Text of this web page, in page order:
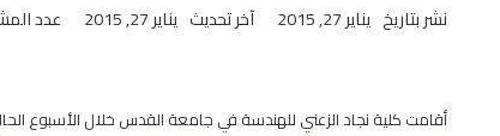
نشر بتاريخ يناير 27, 2015 آخر تحديث يناير 27, 2015 عدد
أقامت كلية نجاد الزعني للهندسة في جامعة القدس خلال الأسبوع